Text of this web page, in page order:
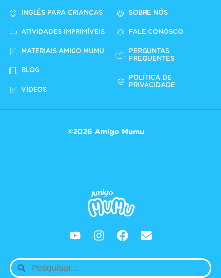
INGLÊS PARA CRIANÇAS
ATIVIDADES IMPRIMÍVEIS
MATERIAIS AMIGO MUMU
BLOG
VÍDEOS
SOBRE NÓS
FALE CONOSCO
PERGUNTAS
FREQUENTES
POLÍTICA DE
PRIVACIDADE
©2026 Amigo Mumu